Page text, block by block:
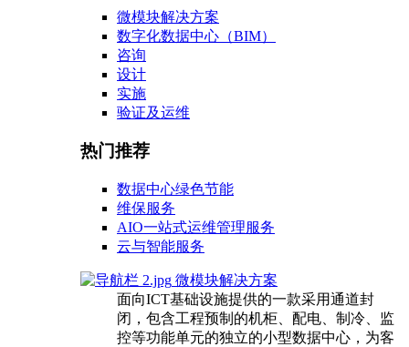
微模块解决方案
数字化数据中心（BIM）
咨询
设计
实施
验证及运维
热门推荐
数据中心绿色节能
维保服务
AIO一站式运维管理服务
云与智能服务
微模块解决方案
面向ICT基础设施提供的一款采用通道封
闭，包含工程预制的机柜、配电、制冷、监
控等功能单元的独立的小型数据中心，为客